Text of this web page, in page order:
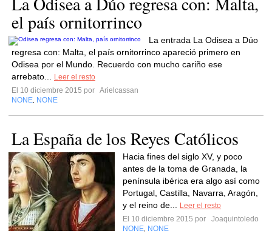
el país ornitorrinco
La entrada La Odisea a Dúo
regresa con: Malta, el país ornitorrinco apareció primero en
Odisea por el Mundo. Recuerdo con mucho cariño ese
arrebato...
Leer el resto
El 10 diciembre 2015 por Arielcassan
NONE NONE
La España de los Reyes Católicos
Hacia fines del siglo XV, y poco
antes de la toma de Granada, la
península ibérica era algo así como
Portugal, Castilla, Navarra, Aragón,
y el reino de...
Leer el resto
El 10 diciembre 2015 por
Joaquintoledo
NONE NONE